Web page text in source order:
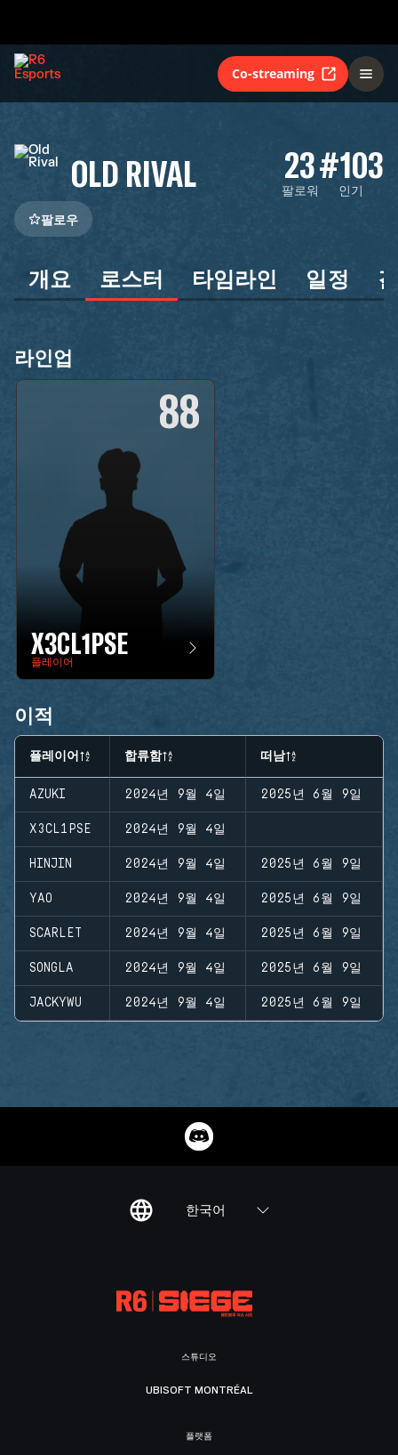
Co-streaming
OLD RIVAL 23
팔로워
#103
인기
팔로우
개요 로스터 타임라인 일정
라인업
88
X3CL1PSE
플레이어
이적
플레이어 합류함 떠남
AZUKI 2024년 9월 4일 2025년 6월 9일
X3CL1PSE 2024년 9월 4일
HINJIN 2024년 9월 4일 2025년 6월 9일
YAO 2024년 9월 4일 2025년 6월 9일
SCARLET 2024년 9월 4일 2025년 6월 9일
SONGLA 2024년 9월 4일 2025년 6월 9일
JACKYWU 2024년 9월 4일 2025년 6월 9일
한국어
스튜디오
UBISOFT MONTRÉAL
플랫폼